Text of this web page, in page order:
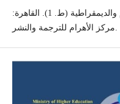
٤٦. هويدي، فهمي. (١٩٩٣). الإسلام والديمقراطية (ط. 1). القاهرة: